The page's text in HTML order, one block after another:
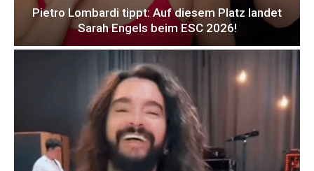
Pietro Lombardi tippt: Auf diesem Platz landet
Sarah Engels beim ESC 2026!